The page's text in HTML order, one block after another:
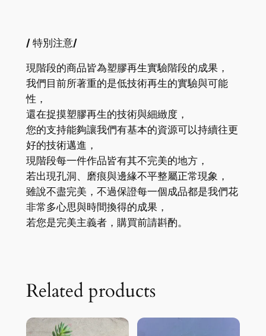
/ 特別注意/
現階段的商品皆為塑膠再生實驗階段的成果，
我們目前所著重的是低技術再生的實驗與可能
性，
還在捉摸塑膠再生的技術與細緻度，
您的支持能夠讓我們有基本的資源可以持續往更
好的技術邁進，
現階段每一件作品皆有其不完美的地方，
若出現孔洞、磨痕與邊緣不平整屬正常現象，
雖說不盡完美，不過保證每一個成品都是我們花
非常多心思與時間換得的成果，
若您是完美主義者，購買前請斟酌。
Related products